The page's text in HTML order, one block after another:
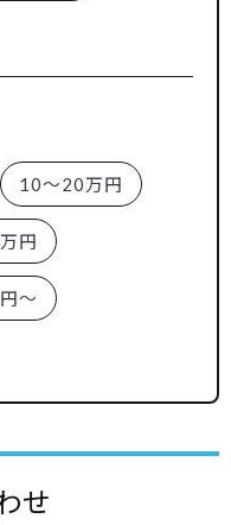
10～20万円
円
～
せ